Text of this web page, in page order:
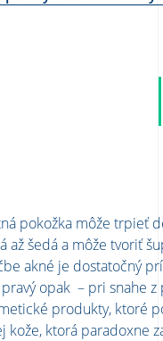
pokožka môže trpieť
až šedá a môže tvoriť
akné je dostatočný
opak – pri snahe z
produkty, ktoré
kože, ktorá paradoxne